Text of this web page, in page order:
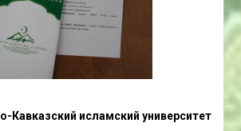
Кавказский исламский университет